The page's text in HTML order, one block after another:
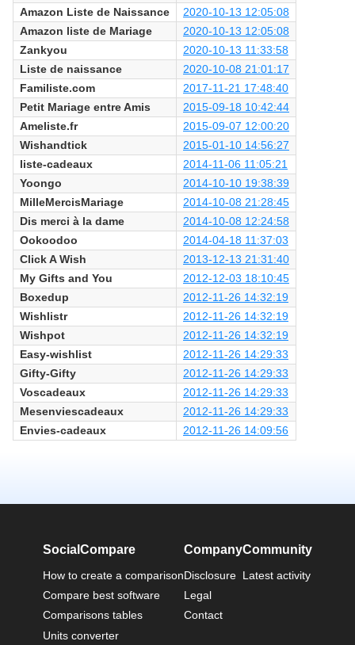
Amazon Liste de Naissance
2020-10-13 12:05:08
Amazon liste de Mariage
2020-10-13 12:05:08
Zankyou
2020-10-13 11:33:58
Liste de naissance
2020-10-08 21:01:17
Familiste.com
2017-11-21 17:48:40
Petit Mariage entre Amis
2015-09-18 10:42:44
Ameliste.fr
2015-09-07 12:00:20
Wishandtick
2015-01-10 14:56:27
liste-cadeaux
2014-11-06 11:05:21
Yoongo
2014-10-10 19:38:39
MilleMercisMariage
2014-10-08 21:28:45
Dis merci à la dame
2014-10-08 12:24:58
Ookoodoo
2014-04-18 11:37:03
Click A Wish
2013-12-13 21:31:40
My Gifts and You
2012-12-03 18:10:45
Boxedup
2012-11-26 14:32:19
Wishlistr
2012-11-26 14:32:19
Wishpot
2012-11-26 14:32:19
Easy-wishlist
2012-11-26 14:29:33
Gifty-Gifty
2012-11-26 14:29:33
Voscadeaux
2012-11-26 14:29:33
Mesenviescadeaux
2012-11-26 14:29:33
Envies-cadeaux
2012-11-26 14:09:56
SocialCompare
How to create a comparison
Compare best software
Comparisons tables
Units converter
Company
Disclosure
Legal
Contact
Community
Latest activity